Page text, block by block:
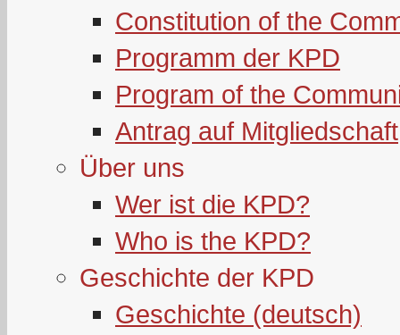
Constitution of the
Programm der KPD
Program of the
Antrag auf Mitgliedschaft
Über uns
Wer ist die KPD?
Who is the KPD?
Geschichte der KPD
Geschichte (deutsch)